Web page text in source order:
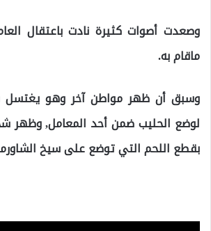
وصعدت أصوات كثيرة نادت باعتقال
ماقام به.
وسبق أن ظهر مواطن آخر وهو
لوضع الحليب ضمن أحد المعامل, وظهر
بقطع اللحم التي توضع على سيخ